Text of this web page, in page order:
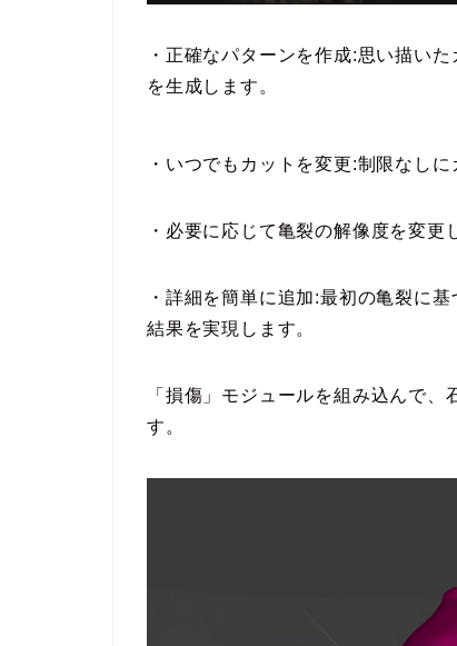
・正確なパターンを作成:思い描い
を生成します。
・いつでもカットを変更:制限なし
・必要に応じて亀裂の解像度を変更
・詳細を簡単に追加:最初の亀裂に
結果を実現します。
「損傷」モジュールを組み込んで
す。